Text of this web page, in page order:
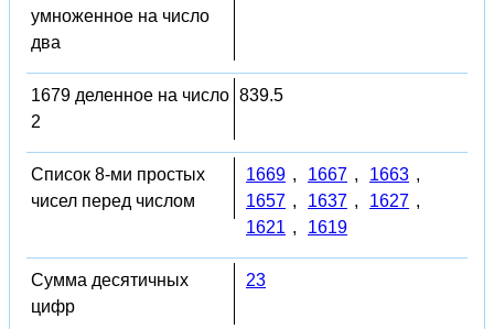
умноженное на число
два
1679 деленное на число
2
839.5
Список 8-ми простых
чисел перед числом
1669 , 1667 , 1663 ,
1657 , 1637 , 1627 ,
1621 , 1619
Сумма десятичных
цифр
23